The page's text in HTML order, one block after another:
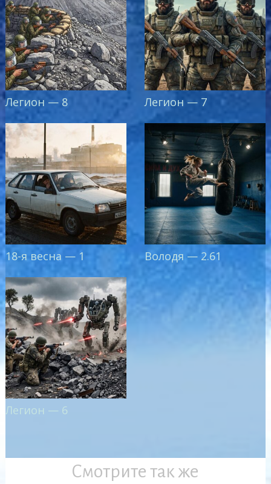
Легион — 8 Легион — 7
18-я весна — 1 Володя — 2.61
Легион — 6
Смотрите так же